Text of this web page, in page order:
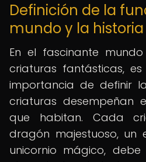
Definición de la
mundo y la historia
En el fascinante
criaturas fantásticas,
importancia de definir
criaturas desempeñan
que habitan. Cada
dragón majestuoso, un
unicornio mágico,